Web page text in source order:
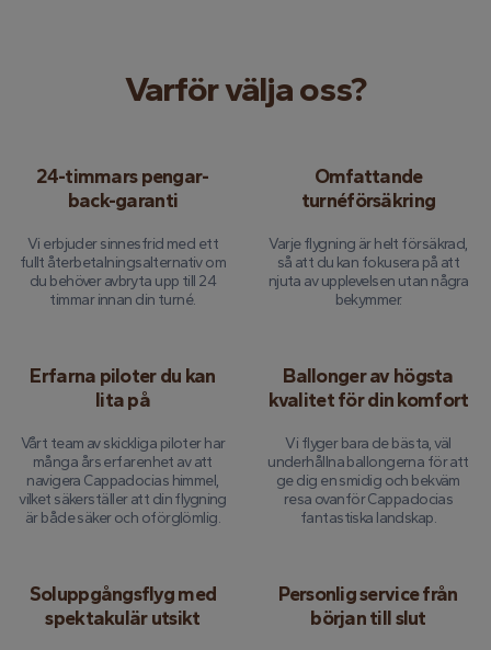
Varför välja oss?
24-timmars pengar-
back-garanti
Vi erbjuder sinnesfrid med ett
fullt återbetalningsalternativ om
du behöver avbryta upp till 24
timmar innan din turné.
Omfattande
turnéförsäkring
Varje flygning är helt försäkrad,
så att du kan fokusera på att
njuta av upplevelsen utan några
bekymmer.
Erfarna piloter du kan
lita på
Vårt team av skickliga piloter har
många års erfarenhet av att
navigera Cappadocias himmel,
vilket säkerställer att din flygning
är både säker och oförglömlig.
Ballonger av högsta
kvalitet för din komfort
Vi flyger bara de bästa, väl
underhållna ballongerna för att
ge dig en smidig och bekväm
resa ovanför Cappadocias
fantastiska landskap.
Soluppgångsflyg med
spektakulär utsikt
Personlig service från
början till slut